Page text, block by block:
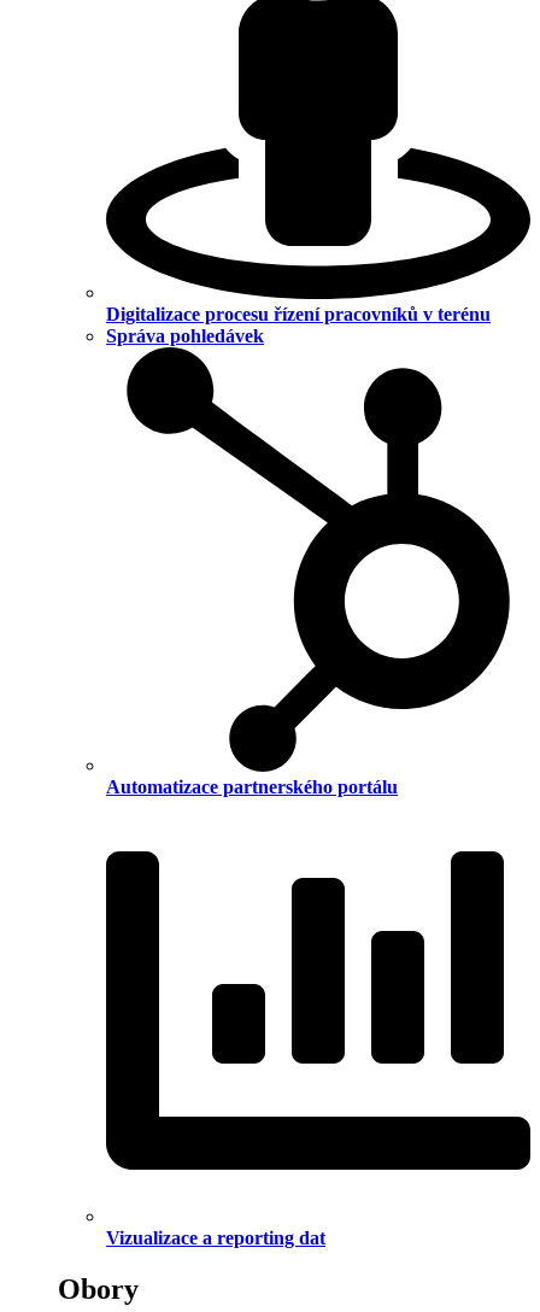
Digitalizace procesu řízení pracovníků v terénu
Správa pohledávek
Automatizace partnerského portálu
Vizualizace a reporting dat
Obory